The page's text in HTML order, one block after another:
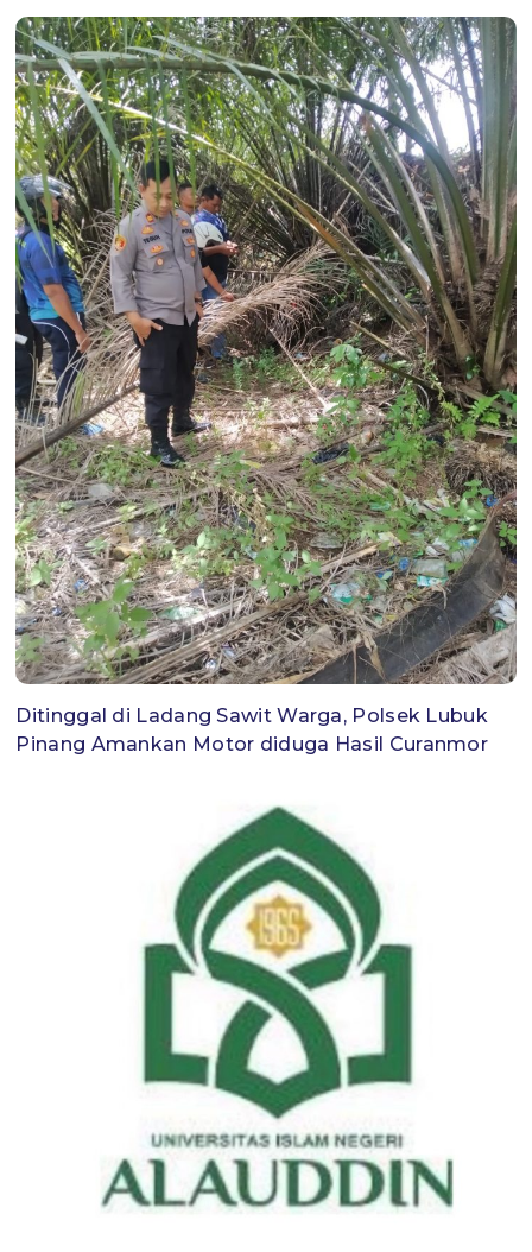
Ditinggal di Ladang Sawit Warga, Polsek Lubuk
Pinang Amankan Motor diduga Hasil Curanmor